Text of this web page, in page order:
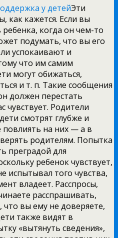
Эти
как кажется. Если вы
когда он чем-то
подумать, что вы его
успокаивают и
что им самим
могут обижаться,
и т. п. Такие сообщения
должен перестать
чувствует. Родители
смотрят глубже и
повлиять на них — а в
родителям. Попытка
преградой для
ребенок чувствует,
испытывал того чувства,
владеет. Расспросы,
расспрашивать,
вы ему не доверяете,
также видят в
«вытянуть сведения»,